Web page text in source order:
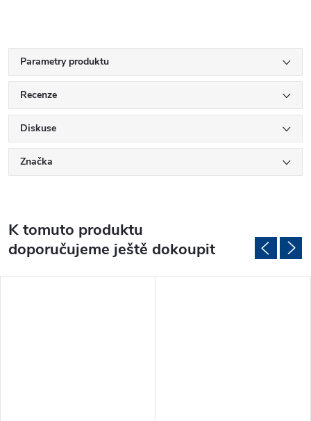
Parametry produktu
Recenze
Diskuse
Značka
K tomuto produktu
doporučujeme ještě dokoupit